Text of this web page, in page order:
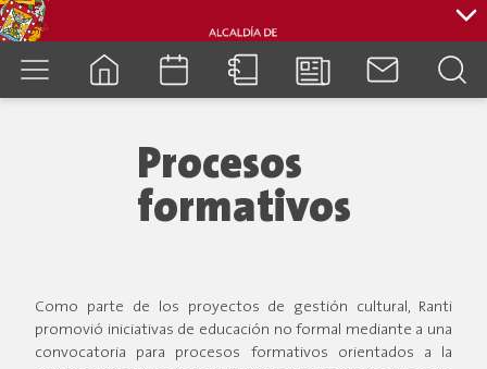
Procesos
formativos
Como parte de los proyectos de gestión cultural, Ranti
promovió iniciativas de educación no formal mediante a una
convocatoria para procesos formativos orientados a la